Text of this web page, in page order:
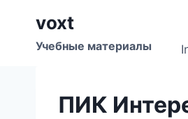
содержимому
voxt
Учебные материалы
ПИК